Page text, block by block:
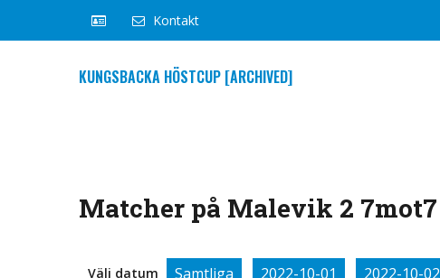
Kontakt
KUNGSBACKA HÖSTCUP [ARCHIVED]
Matcher på Malevik 2 7mot7
Välj datum Samtliga 2022-10-01 2022-10-02